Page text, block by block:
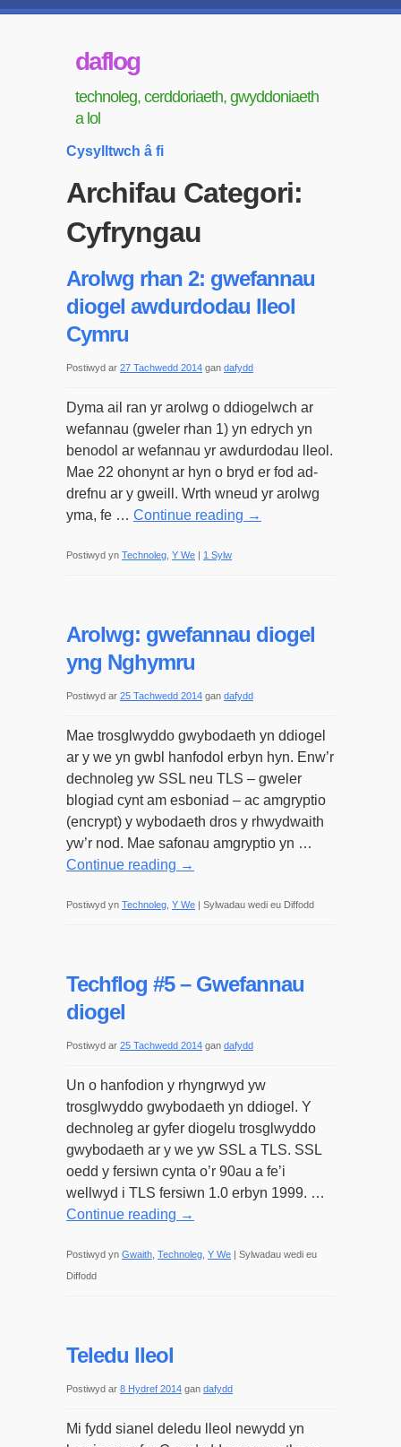
daflog
technoleg, cerddoriaeth, gwyddoniaeth
a lol
Cysylltwch â fi
Archifau Categori:
Cyfryngau
Arolwg rhan 2: gwefannau
diogel awdurdodau lleol
Cymru
Postiwyd ar 27 Tachwedd 2014 gan dafydd
Dyma ail ran yr arolwg o ddiogelwch ar
wefannau (gweler rhan 1) yn edrych yn
benodol ar wefannau yr awdurdodau lleol.
Mae 22 ohonynt ar hyn o bryd er fod ad-
drefnu ar y gweill. Wrth wneud yr arolwg
yma, fe … Continue reading →
Postiwyd yn Technoleg Y We | 1 Sylw
Arolwg: gwefannau diogel
yng Nghymru
Postiwyd ar 25 Tachwedd 2014 gan dafydd
Mae trosglwyddo gwybodaeth yn ddiogel
ar y we yn gwbl hanfodol erbyn hyn. Enw’r
dechnoleg yw SSL neu TLS – gweler
blogiad cynt am esboniad – ac amgryptio
(encrypt) y wybodaeth dros y rhwydwaith
yw’r nod. Mae safonau amgryptio yn …
Continue reading →
Postiwyd yn Technoleg Y We | Sylwadau wedi eu Diffoddar
Techflog #5 – Gwefannau
diogel
Postiwyd ar 25 Tachwedd 2014 gan dafydd
Un o hanfodion y rhyngrwyd yw
trosglwyddo gwybodaeth yn ddiogel. Y
dechnoleg ar gyfer diogelu trosglwyddo
gwybodaeth ar y we yw SSL a TLS. SSL
oedd y fersiwn cynta o’r 90au a fe’i
wellwyd i TLS fersiwn 1.0 erbyn 1999. …
Continue reading →
Postiwyd yn Gwaith Technoleg Y We | Sylwadau wedi eu
Diffoddar
Gwefannau
Teledu lleol
Postiwyd ar 8 Hydref 2014 gan dafydd
Mi fydd sianel deledu lleol newydd yn